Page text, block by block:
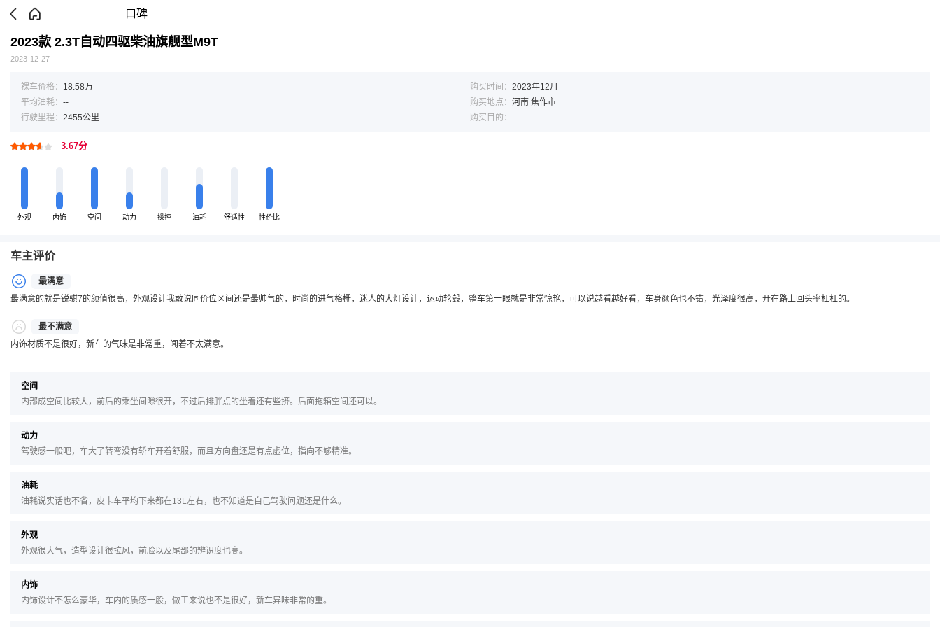
口碑
2023款 2.3T自动四驱柴油旗舰型M9T
2023-12-27
裸车价格： 18.58万 购买时间： 2023年12月
平均油耗： -- 购买地点： 河南 焦作市
行驶里程： 2455公里 购买目的：
3.67分
外观 内饰 空间 动力 操控 油耗 舒适性 性价比
车主评价
最满意
最满意的就是锐骐7的颜值很高，外观设计我敢说同价位区间还是最帅气的，时尚的进气格栅，迷人的大灯设计，运动轮毂，整车第一眼就是非常惊艳，可以说越看越好看，车身颜色也不错，光泽度很高，开在路上回头率杠杠的。
最不满意
内饰材质不是很好，新车的气味是非常重，闻着不太满意。
空间
内部成空间比较大，前后的乘坐间隙很开，不过后排胖点的坐着还有些挤。后面拖箱空间还可以。
动力
驾驶感一般吧，车大了转弯没有轿车开着舒服，而且方向盘还是有点虚位，指向不够精准。
油耗
油耗说实话也不省，皮卡车平均下来都在13L左右，也不知道是自己驾驶问题还是什么。
外观
外观很大气，造型设计很拉风，前脸以及尾部的辨识度也高。
内饰
内饰设计不怎么豪华，车内的质感一般，做工来说也不是很好，新车异味非常的重。